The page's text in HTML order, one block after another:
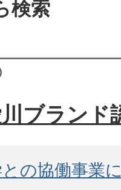
検索
ブランド
の協働事業